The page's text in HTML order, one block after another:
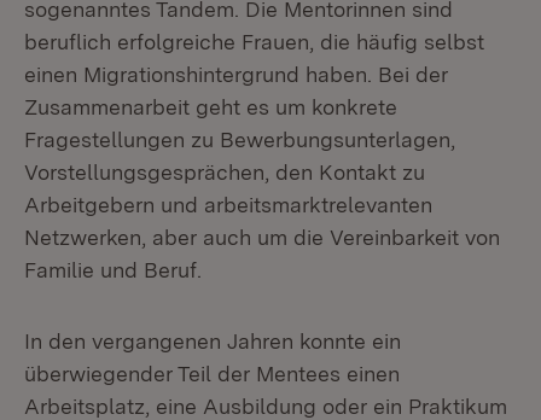
sogenanntes Tandem. Die Mentorinnen sind
beruflich erfolgreiche Frauen, die häufig selbst
einen Migrationshintergrund haben. Bei der
Zusammenarbeit geht es um konkrete
Fragestellungen zu Bewerbungsunterlagen,
Vorstellungsgesprächen, den Kontakt zu
Arbeitgebern und arbeitsmarktrelevanten
Netzwerken, aber auch um die Vereinbarkeit von
Familie und Beruf.
In den vergangenen Jahren konnte ein
überwiegender Teil der Mentees einen
Arbeitsplatz, eine Ausbildung oder ein Praktikum